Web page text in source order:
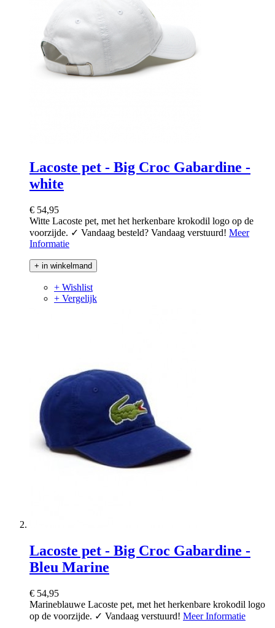
Lacoste pet - Big Croc Gabardine -
white
€ 54,95
Witte Lacoste pet, met het herkenbare krokodil logo op de
voorzijde. ✓ Vandaag besteld? Vandaag verstuurd! Meer
Informatie
+ in winkelmand
+ Wishlist
+ Vergelijk
Lacoste pet - Big Croc Gabardine -
Bleu Marine
€ 54,95
Marineblauwe Lacoste pet, met het herkenbare krokodil logo
op de voorzijde. ✓ Vandaag verstuurd! Meer Informatie